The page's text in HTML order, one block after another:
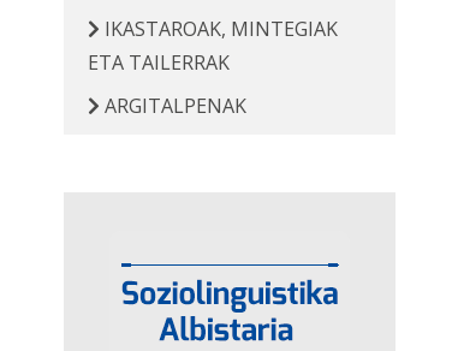
IKASTAROAK, MINTEGIAK
ETA TAILERRAK
ARGITALPENAK